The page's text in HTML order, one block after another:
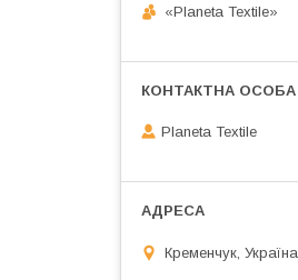
«Planeta Textile»
Planeta Textile
Кременчук, Україна